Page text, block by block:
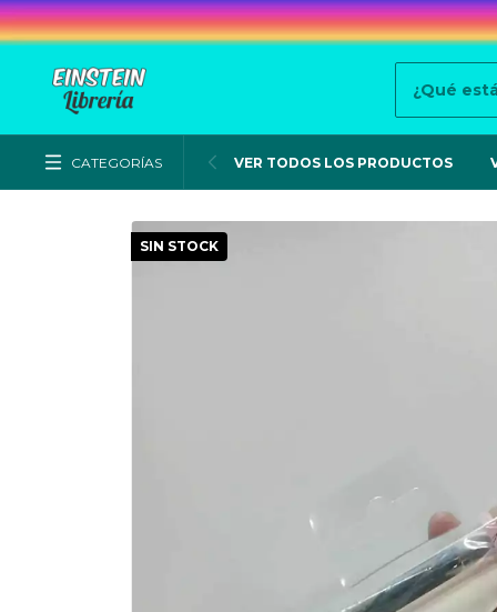
CATEGORÍAS VER TODOS LOS PRODUCTOS
SIN STOCK